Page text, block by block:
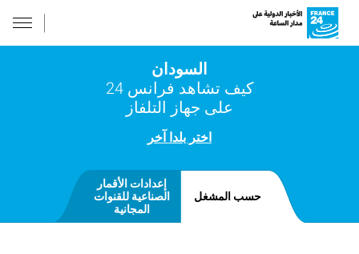
السودان
كيف تشاهد فرانس 24
على جهاز التلفاز
اختر بلدا آخر
حسب المشغل
إعدادات الأقمار
الصناعية للقنوات
المجانية